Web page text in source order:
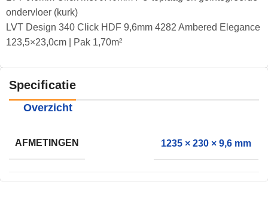
ondervloer (kurk)
LVT Design 340 Click HDF 9,6mm 4282 Ambered Elegance
123,5×23,0cm | Pak 1,70m²
Specificatie
Overzicht
AFMETINGEN 1235 × 230 × 9,6 mm